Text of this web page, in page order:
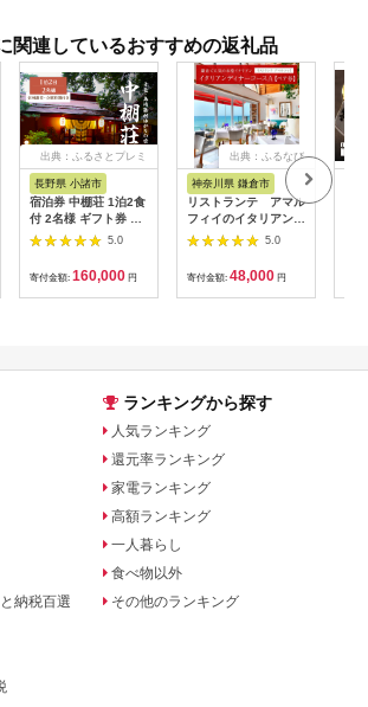
関連しているおすすめの返礼品
出典：ふるさとプレミ
長野県 小諸市
宿泊券 中棚荘 1泊2食
付 2名様 ギフト券 チ
ケット 券 宿泊 旅行
5.0
寄付金額: 160,000 円
出典：ふるなび
神奈川県 鎌倉市
リストランテ アマル
フィイのイタリアンデ
ィナーコースA ペア
5.0
寄付金額: 48,000 円
納税百選
ランキングから探す
人気ランキング
還元率ランキング
家電ランキング
高額ランキング
一人暮らし
食べ物以外
その他のランキング